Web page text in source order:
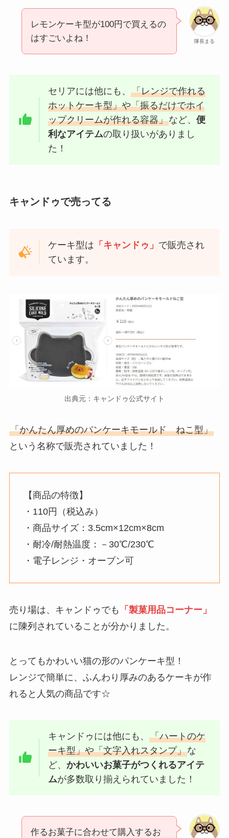
隊長まる
レモンケーキ型が100円で買えるの
はすごいよね！
セリアには他にも、「レンジで作れる
ホットケーキ型」や「振るだけでホイ
ップクリームが作れる容器」など、便
利なアイテムの取り扱いがありまし
た！
キャンドゥで売ってる
ケーキ型は 「キャンドゥ」 で販売され
ています。
出典元：キャンドゥ公式サイト
「かんたん厚めのパンケーキモールド ねこ型」
という名称で販売されていました！
【商品の特徴】
・110円（税込み）
・商品サイズ：3.5cm×12cm×8cm
・耐冷/耐熱温度：－30℃/230℃
・電子レンジ・オーブン可
売り場は、キャンドゥでも
「製菓用品コーナー」
に陳列されていることが分かりました。
とってもかわいい猫の形のパンケーキ型！
レンジで簡単に、ふんわり厚みのあるケーキが作
れると人気の商品です☆
キャンドゥには他にも、「ハートのケ
ーキ型」や「文字入れスタンプ」な
ど、かわいいお菓子がつくれるアイテ
ムが多数取り揃えられていました！
作るお菓子に合わせて購入するお